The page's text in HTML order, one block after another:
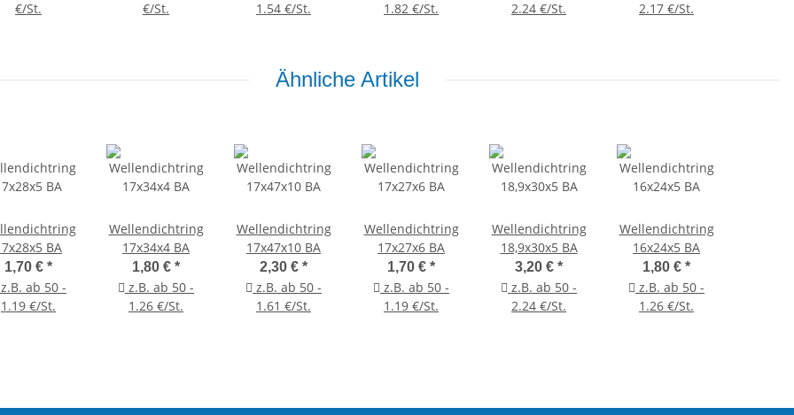
€/St. €/St. 1.54 €/St. 1.82 €/St. 2.24 €/St. 2.17 €/St.
Ähnliche Artikel
BA
1,70 € *
ab 50 -
1.19 €/St.
Wellendichtring
17x34x4 BA
1,80 € *
z.B. ab 50 -
1.26 €/St.
Wellendichtring
17x47x10 BA
2,30 € *
z.B. ab 50 -
1.61 €/St.
Wellendichtring
17x27x6 BA
1,70 € *
z.B. ab 50 -
1.19 €/St.
Wellendichtring
18,9x30x5 BA
3,20 € *
z.B. ab 50 -
2.24 €/St.
Wellendichtring
16x24x5 BA
1,80 € *
z.B. ab 50 -
1.26 €/St.